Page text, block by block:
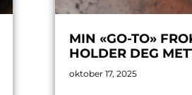
MIN «GO-TO»
HOLDER DEG
oktober 17, 2025